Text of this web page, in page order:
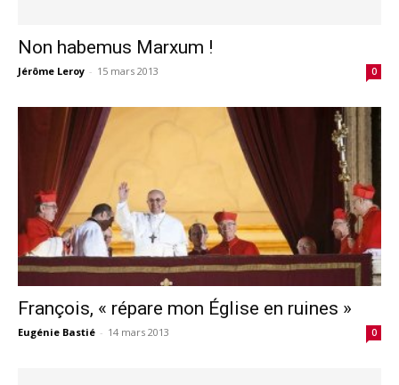
Non habemus Marxum !
Jérôme Leroy - 15 mars 2013 0
François, « répare mon Église en ruines »
Eugénie Bastié - 14 mars 2013 0